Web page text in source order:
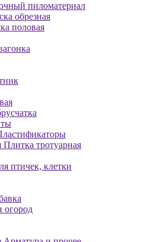
пиломатериал
обрезная
половая
Плитка тротуарная
птичек, клетки
огород